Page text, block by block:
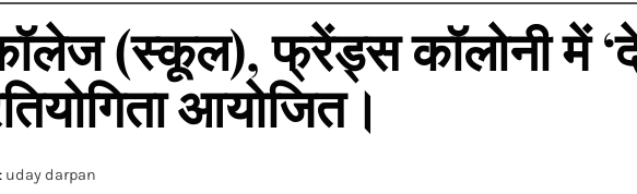
(स्कूल), फ्रेंड्स कॉलोनी में
आयोजित।
uday darpan